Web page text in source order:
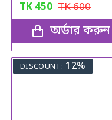
TK 450 TK600
অর্ডার করুন
DISCOUNT: 12%